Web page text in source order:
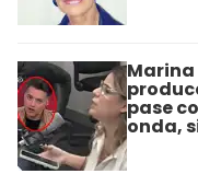
pase
onda,